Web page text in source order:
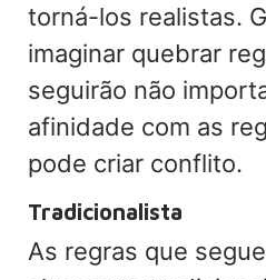
torná-los realistas.
imaginar quebrar
seguirão não
afinidade com as
pode criar conflito.
Tradicionalista
As regras que